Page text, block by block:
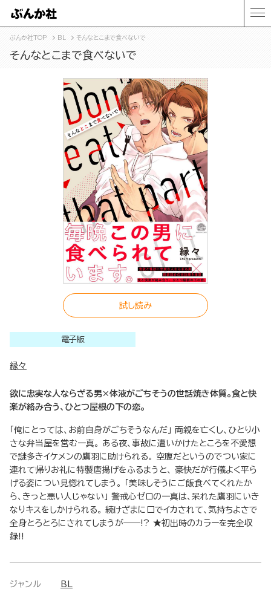
ぶんか社TOP BL そんなとこまで食べないで
そんなとこまで食べないで
試し読み
電子版
縁々
欲に忠実な人ならざる男×体液がごちそうの世話焼き体質。食と快
楽が絡み合う、ひとつ屋根の下の恋。
「俺にとっては、お前自身がごちそうなんだ」 両親を亡くし、ひとり小
さな弁当屋を営む一真。 ある夜、事故に遭いかけたところを不愛想
で謎多きイケメンの鷹羽に助けられる。 空腹だというのでつい家に
連れて帰りお礼に特製唐揚げをふるまうと、 豪快だが行儀よく平ら
げる姿につい見惚れてしまう。 「美味しそうにご飯食べてくれたか
ら、きっと悪い人じゃない」 警戒心ゼロの一真は、呆れた鷹羽にいき
なりキスをしかけられる。 続けざまに口でイカされて、気持ちよさで
全身とろとろにされてしまうが――!? ★初出時のカラーを完全収
録!!
ジャンル BL